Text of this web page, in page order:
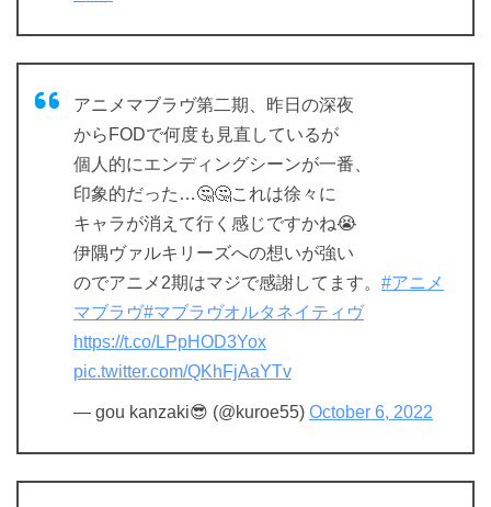
アニメマブラヴ第二期、昨日の深夜
からFODで何度も見直しているが
個人的にエンディングシーンが一番、
印象的だった…🤔🤔これは徐々に
キャラが消えて行く感じですかね😭
伊隅ヴァルキリーズへの想いが強い
のでアニメ2期はマジで感謝してます。 #アニメ
マブラヴ#マブラヴオルタネイティヴ
https://t.co/LPpHOD3Yox
pic.twitter.com/QKhFjAaYTv
— gou kanzaki😎 (@kuroe55) October 6, 2022